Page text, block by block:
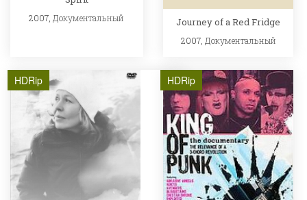
2007, Документальный Journey of a Red Fridge
2007, Документальный
HDRip HDRip